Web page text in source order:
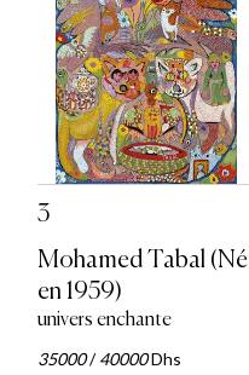
3
Mohamed Tabal (Né
en 1959)
univers enchante
35000/40000Dhs